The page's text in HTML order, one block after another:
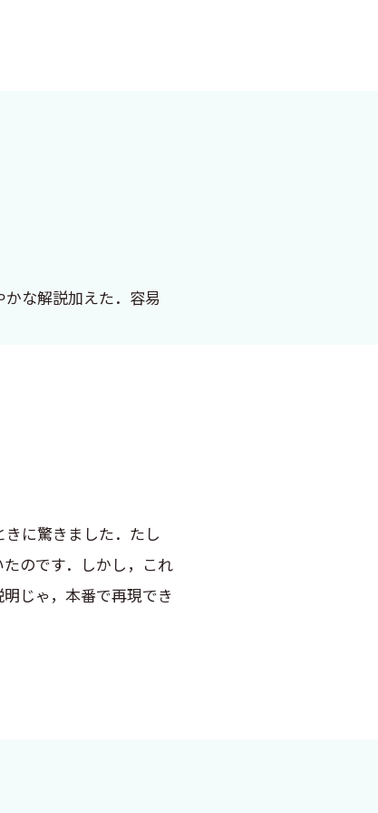
な解説加えた．容易
に驚きました．たし
のです．しかし，これ
じゃ，本番で再現でき
されており，疑う疾患
という言葉に何度も出